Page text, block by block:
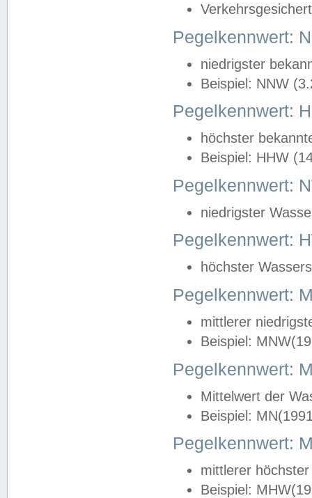
Pegelkennwert:
niedrigster
Beispiel: NNW
Pegelkennwert:
höchster
Beispiel: HHW
Pegelkennwert:
niedrigster
Pegelkennwert:
höchster
Pegelkennwert:
mittlerer
Beispiel:
Pegelkennwert:
Mittelwert der
Beispiel:
Pegelkennwert:
mittlerer
Beispiel: